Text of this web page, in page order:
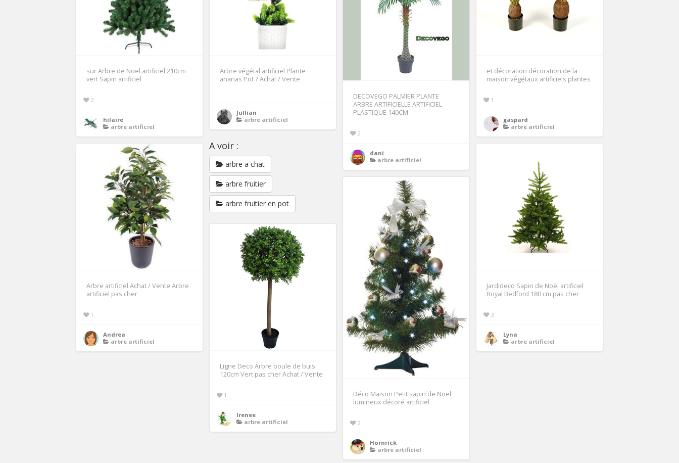
sur Arbre de Noël artificiel 210cm
vert Sapin artificiel
2
hilaire
arbre artificiel
Arbre végétal artificiel Plante
ananas Pot ? Achat / Vente
Jullian
arbre artificiel
DECOVEGO PALMIER PLANTE
ARBRE ARTIFICIELLE ARTIFICIEL
PLASTIQUE 140CM
2
dani
arbre artificiel
et décoration décoration de la
maison végétaux artificiels plantes
1
gaspard
arbre artificiel
A voir :
arbre a chat
arbre fruitier
arbre fruitier en pot
Arbre artificiel Achat / Vente Arbre
artificiel pas cher
1
Andrea
arbre artificiel
Jardideco Sapin de Noël artificiel
Royal Bedford 180 cm pas cher
3
Lyna
arbre artificiel
Déco Maison Petit sapin de Noël
lumineux décoré artificiel
2
Hornrick
arbre artificiel
Ligne Deco Arbre boule de buis
120cm Vert pas cher Achat / Vente
1
Irenee
arbre artificiel